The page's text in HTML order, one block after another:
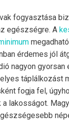
fogyasztása
egészségre. A
érdemes jól
nagyon
táplálkozást
fogja fel,
a lakosságot.